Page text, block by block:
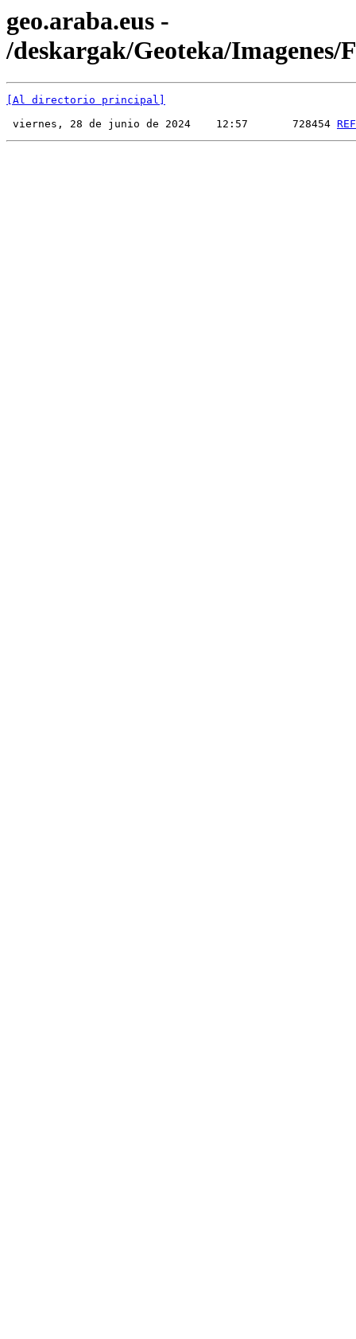
geo.araba.eus -
/deskargak/Geoteka/Imagenes/
[Al directorio principal]
viernes, 28 de junio de 2024    12:57       728454